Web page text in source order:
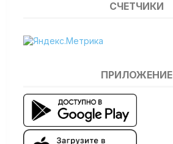
СЧЕТЧИКИ
ПРИЛОЖЕНИЕ